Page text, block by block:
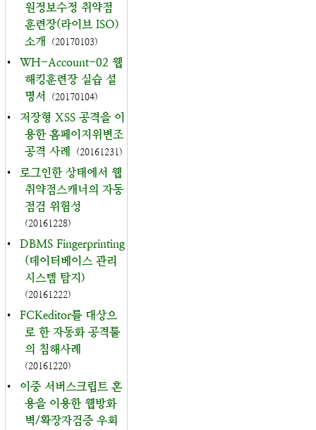
원정보수정 취약점
훈련장(라이브 ISO)
소개
(20170103)
•
WH-Account-02 웹
해킹훈련장 실습 설
명서
(20170104)
•
저장형 XSS 공격을 이
용한 홈페이지위변조
공격 사례
(20161231)
•
로그인한 상태에서 웹
취약점스캐너의 자동
점검 위험성
(20161228)
•
DBMS Fingerprinting
(데이터베이스 관리
시스템 탐지)
(20161222)
•
FCKeditor를 대상으
로 한 자동화 공격툴
의 침해사례
(20161220)
•
이중 서버스크립트 혼
용을 이용한 웹방화
벽/확장자검증 우회